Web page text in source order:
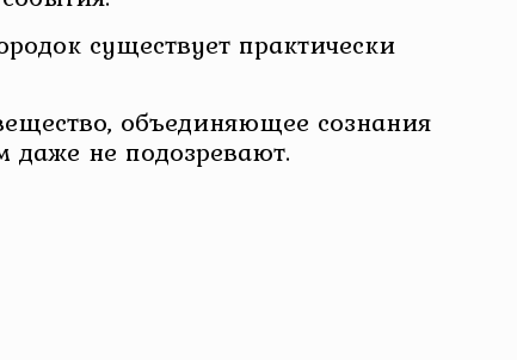
существует практически
объединяющее сознания
даже не подозревают.